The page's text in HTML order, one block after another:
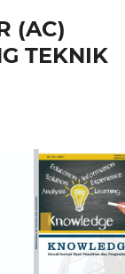
(AC)
TEKNIK